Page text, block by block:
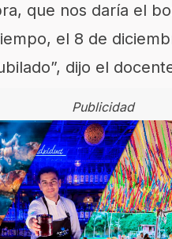
que nos daría el
el 8 de
dijo el
Publicidad